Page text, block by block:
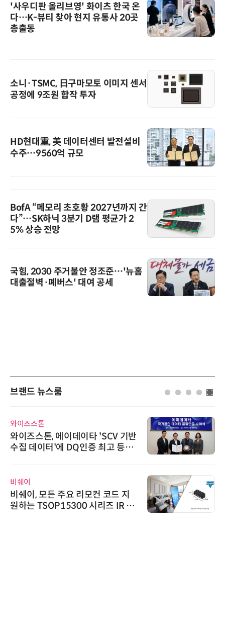
'사우디판 올리브영' 화이츠 한국 온
다…K-뷰티 찾아 현지 유통사 20곳
총출동
소니·TSMC, 日구마모토 이미지 센서
공정에 9조원 합작 투자
HD현대重, 美 데이터센터 발전설비
수주…9560억 규모
BofA “메모리 초호황 2027년까지 간
다”…SK하닉 3분기 D램 평균가 2
5% 상승 전망
국힘, 2030 주거불안 정조준…'뉴홈
대출절벽·폐버스' 대여 공세
브랜드 뉴스룸
위고페어
위고페어, 서울AI허브 '2026 AI 전
환(AX) 지원사업' 컨소시엄 선정
시큐어링크
시큐어링크, 중소기업기술정보진
흥원 AI 초격차 R&D 사업 최종 선